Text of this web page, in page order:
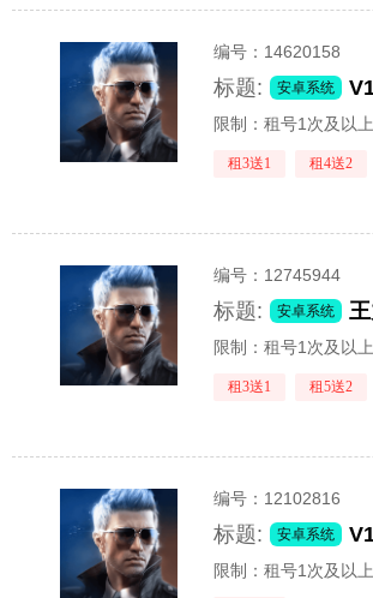
编号： 14620158
标题: 安卓系统
限制：租号1次及以上
租3送1 租4送2
编号： 12745944
标题: 安卓系统
限制：租号1次及以上
租3送1 租5送2
编号： 12102816
标题: 安卓系统
限制：租号1次及以上